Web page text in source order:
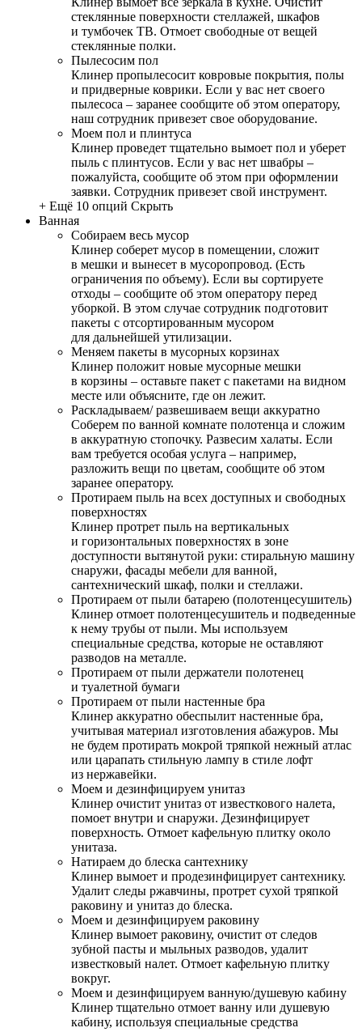
стеклянные поверхности стеллажей, шкафов
и тумбочек ТВ. Отмоет свободные от вещей
стеклянные полки.
Пылесосим пол
Клинер пропылесосит ковровые покрытия, полы
и придверные коврики. Если у вас нет своего
пылесоса – заранее сообщите об этом оператору,
наш сотрудник привезет свое оборудование.
Моем пол и плинтуса
Клинер проведет тщательно вымоет пол и уберет
пыль с плинтусов. Если у вас нет швабры –
пожалуйста, сообщите об этом при оформлении
заявки. Сотрудник привезет свой инструмент.
+ Ещё 10 опций Скрыть
Ванная
Собираем весь мусор
Клинер соберет мусор в помещении, сложит
в мешки и вынесет в мусоропровод. (Есть
ограничения по объему). Если вы сортируете
отходы – сообщите об этом оператору перед
уборкой. В этом случае сотрудник подготовит
пакеты с отсортированным мусором
для дальнейшей утилизации.
Меняем пакеты в мусорных корзинах
Клинер положит новые мусорные мешки
в корзины – оставьте пакет с пакетами на видном
месте или объясните, где он лежит.
Раскладываем/ развешиваем вещи аккуратно
Соберем по ванной комнате полотенца и сложим
в аккуратную стопочку. Развесим халаты. Если
вам требуется особая услуга – например,
разложить вещи по цветам, сообщите об этом
заранее оператору.
Протираем пыль на всех доступных и свободных
поверхностях
Клинер протрет пыль на вертикальных
и горизонтальных поверхностях в зоне
доступности вытянутой руки: стиральную машину
снаружи, фасады мебели для ванной,
сантехнический шкаф, полки и стеллажи.
Протираем от пыли батарею (полотенцесушитель)
Клинер отмоет полотенцесушитель и подведенные
к нему трубы от пыли. Мы используем
специальные средства, которые не оставляют
разводов на металле.
Протираем от пыли держатели полотенец
и туалетной бумаги
Протираем от пыли настенные бра
Клинер аккуратно обеспылит настенные бра,
учитывая материал изготовления абажуров. Мы
не будем протирать мокрой тряпкой нежный атлас
или царапать стильную лампу в стиле лофт
из нержавейки.
Моем и дезинфицируем унитаз
Клинер очистит унитаз от известкового налета,
помоет внутри и снаружи. Дезинфицирует
поверхность. Отмоет кафельную плитку около
унитаза.
Натираем до блеска сантехнику
Клинер вымоет и продезинфицирует сантехнику.
Удалит следы ржавчины, протрет сухой тряпкой
раковину и унитаз до блеска.
Моем и дезинфицируем раковину
Клинер вымоет раковину, очистит от следов
зубной пасты и мыльных разводов, удалит
известковый налет. Отмоет кафельную плитку
вокруг.
Моем и дезинфицируем ванную/душевую кабину
Клинер тщательно отмоет ванну или душевую
кабину, используя специальные средства